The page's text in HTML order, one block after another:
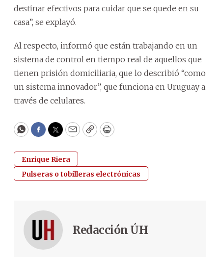
destinar efectivos para cuidar que se quede en su
casa”, se explayó.
Al respecto, informó que están trabajando en un
sistema de control en tiempo real de aquellos que
tienen prisión domiciliaria, que lo describió “como
un sistema innovador”, que funciona en Uruguay a
través de celulares.
WhatsApp
Facebook
Twitter
EmailCopyPrint
Enrique Riera
Pulseras o tobilleras electrónicas
Redacción ÚH